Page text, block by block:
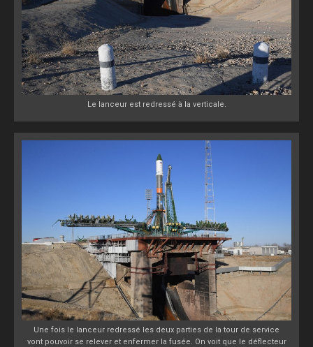
Le lanceur est redressé à la verticale.
Une fois le lanceur redressé les deux parties de la tour de service
vont pouvoir se relever et enfermer la fusée. On voit que le déflecteur